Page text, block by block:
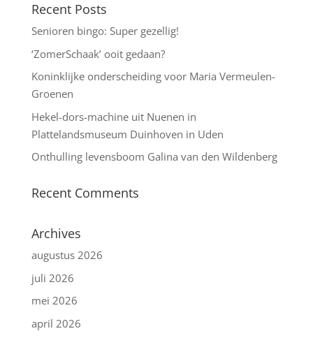
Recent Posts
Senioren bingo: Super gezellig!
‘ZomerSchaak’ ooit gedaan?
Koninklijke onderscheiding voor Maria Vermeulen-
Groenen
Hekel-dors-machine uit Nuenen in
Plattelandsmuseum Duinhoven in Uden
Onthulling levensboom Galina van den Wildenberg
Recent Comments
Archives
augustus 2026
juli 2026
mei 2026
april 2026